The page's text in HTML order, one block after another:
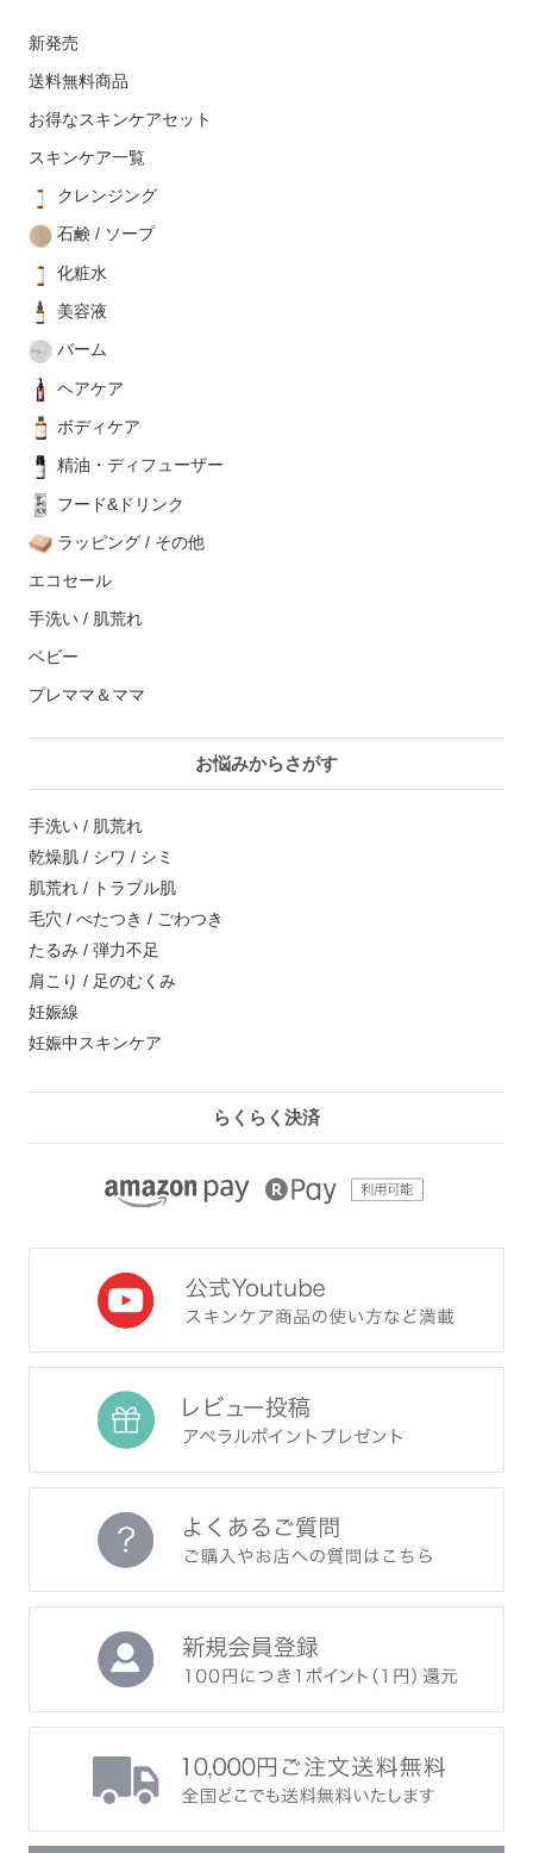
新発売
送料無料商品
お得なスキンケアセット
スキンケア一覧
クレンジング
石鹸 / ソープ
化粧水
美容液
バーム
ヘアケア
ボディケア
精油・ディフューザー
フード&ドリンク
ラッピング / その他
エコセール
手洗い / 肌荒れ
ベビー
プレママ＆ママ
お悩みからさがす
手洗い / 肌荒れ
乾燥肌 / シワ / シミ
肌荒れ / トラブル肌
毛穴 / べたつき / ごわつき
たるみ / 弾力不足
肩こり / 足のむくみ
妊娠線
妊娠中スキンケア
らくらく決済